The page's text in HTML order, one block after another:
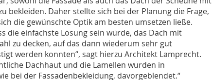
bekleiden. Daher stellte sich bei der Planung die Frage,
die gewünschte Optik am besten umsetzen ließe.
die einfachste Lösung sein würde, das Dach mit
zu decken, auf das dann wiederum sehr gut
werden konnten“, sagt hierzu Architekt Lamprecht.
Dachhaut und die Lamellen wurden in
bei der Fassadenbekleidung, davorgeblendet.“